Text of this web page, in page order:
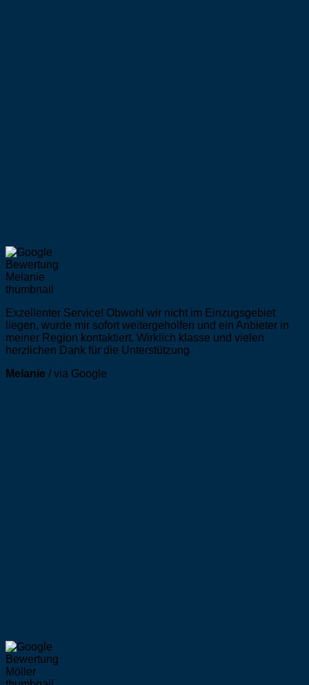
Exzellenter Service! Obwohl wir nicht im Einzugsgebiet
liegen, wurde mir sofort weitergeholfen und ein Anbieter in
meiner Region kontaktiert. Wirklich klasse und vielen
herzlichen Dank für die Unterstützung
Melanie / via Google